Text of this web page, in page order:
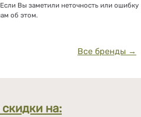
Вы заметили неточность или ошибку
об этом.
Все бренды →
на: